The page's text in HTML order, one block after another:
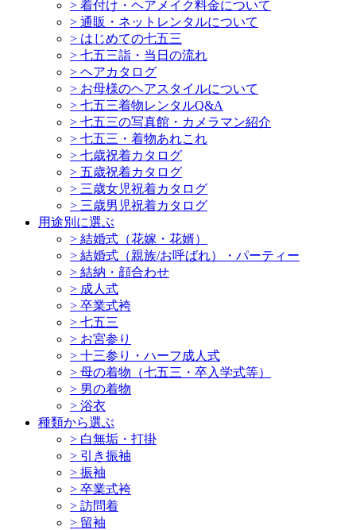
> 着付け・ヘアメイク料金について
> 通販・ネットレンタルについて
> はじめての七五三
> 七五三詣・当日の流れ
> ヘアカタログ
> お母様のヘアスタイルについて
> 七五三着物レンタルQ&A
> 七五三の写真館・カメラマン紹介
> 七五三・着物あれこれ
> 七歳祝着カタログ
> 五歳祝着カタログ
> 三歳女児祝着カタログ
> 三歳男児祝着カタログ
用途別に選ぶ
> 結婚式（花嫁・花婿）
> 結婚式（親族/お呼ばれ）・パーティー
> 結納・顔合わせ
> 成人式
> 卒業式袴
> 七五三
> お宮参り
> 十三参り・ハーフ成人式
> 母の着物（七五三・卒入学式等）
> 男の着物
> 浴衣
種類から選ぶ
> 白無垢・打掛
> 引き振袖
> 振袖
> 卒業式袴
> 訪問着
> 留袖